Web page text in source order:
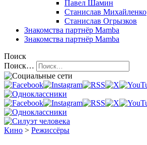
Павел Шамин
Станислав Михайленко
Станислав Огрызков
Знакомства партнёр Mamba
Знакомства партнёр Mamba
Поиск
Поиск…
Кино > Режиссёры